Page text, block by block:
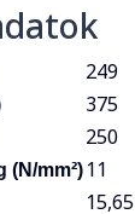
249
375
250
(N/mm²) 11
15,65